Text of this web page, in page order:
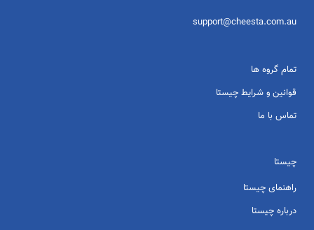
support@cheesta.com.au
تمام گروه ها
قوانین و شرایط چیستا
تماس با ما
چیستا
راهنمای چیستا
درباره چیستا